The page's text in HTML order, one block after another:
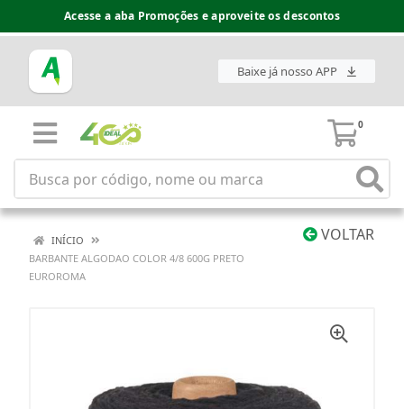
Acesse a aba Promoções e aproveite os descontos
Baixe já nosso APP
0
VOLTAR
INÍCIO
BARBANTE ALGODAO COLOR 4/8 600G PRETO
EUROROMA